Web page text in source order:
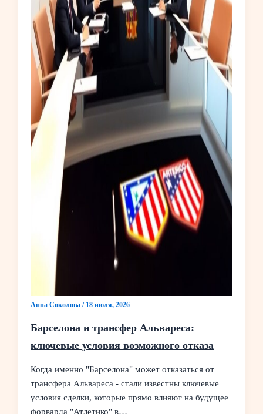
Анна Соколова/ 18 июля, 2026
Барселона и трансфер Альвареса:
ключевые условия возможного отказа
Когда именно "Барселона" может отказаться от
трансфера Альвареса - стали известны ключевые
условия сделки, которые прямо влияют на будущее
форварда "Атлетико" в…